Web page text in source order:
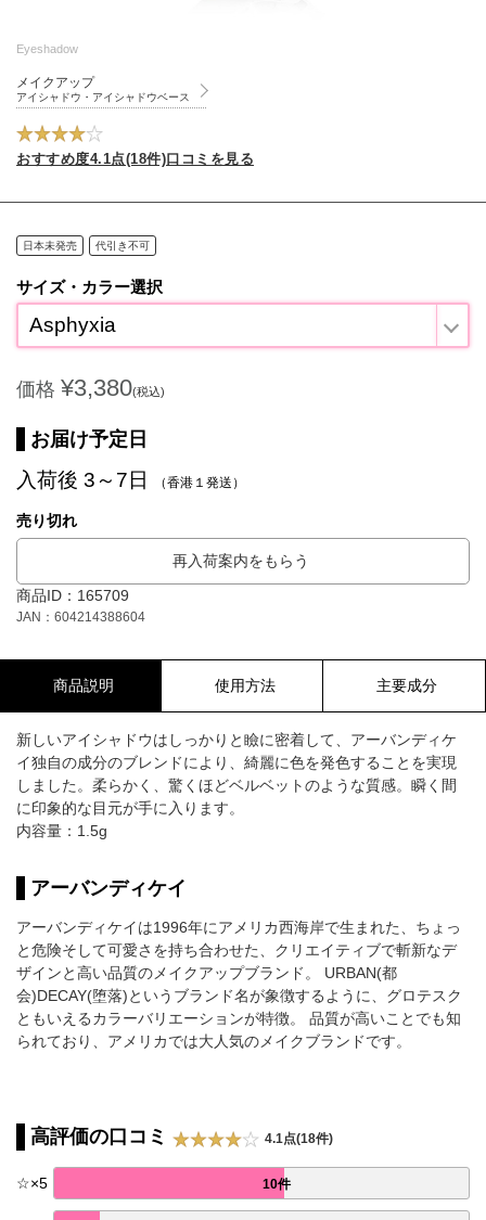
Eyeshadow
メイクアップ
アイシャドウ・アイシャドウベース
おすすめ度4.1点(18件)口コミを見る
日本未発売 代引き不可
サイズ・カラー選択
Asphyxia
価格 ¥3,380(税込)
お届け予定日
入荷後 3～7日 （香港１発送）
売り切れ
再入荷案内をもらう
商品ID：165709
JAN：604214388604
商品説明 使用方法 主要成分
新しいアイシャドウはしっかりと瞼に密着して、アーバンディケ
イ独自の成分のブレンドにより、綺麗に色を発色することを実現
しました。柔らかく、驚くほどベルベットのような質感。瞬く間
に印象的な目元が手に入ります。
内容量：1.5g
アーバンディケイ
アーバンディケイは1996年にアメリカ西海岸で生まれた、ちょっ
と危険そして可愛さを持ち合わせた、クリエイティブで斬新なデ
ザインと高い品質のメイクアップブランド。 URBAN(都
会)DECAY(堕落)というブランド名が象徴するように、グロテスク
ともいえるカラーバリエーションが特徴。 品質が高いことでも知
られており、アメリカでは大人気のメイクブランドです。
高評価の口コミ 4.1点(18件)
☆×5 10件